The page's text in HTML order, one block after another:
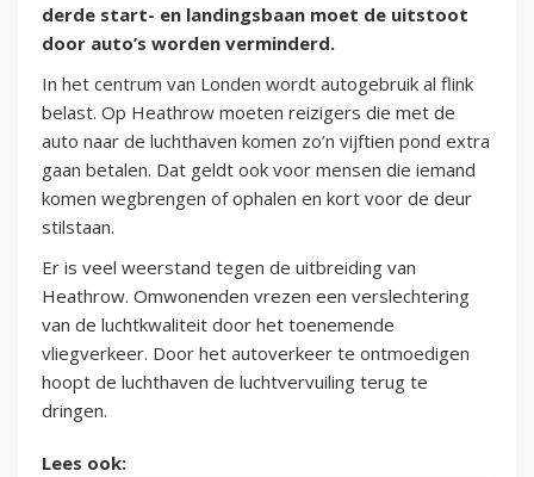
derde start- en landingsbaan moet de uitstoot
door auto’s worden verminderd.
In het centrum van Londen wordt autogebruik al flink
belast. Op Heathrow moeten reizigers die met de
auto naar de luchthaven komen zo’n vijftien pond extra
gaan betalen. Dat geldt ook voor mensen die iemand
komen wegbrengen of ophalen en kort voor de deur
stilstaan.
Er is veel weerstand tegen de uitbreiding van
Heathrow. Omwonenden vrezen een verslechtering
van de luchtkwaliteit door het toenemende
vliegverkeer. Door het autoverkeer te ontmoedigen
hoopt de luchthaven de luchtvervuiling terug te
dringen.
Lees ook: